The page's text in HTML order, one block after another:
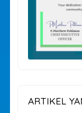
ARTIKEL